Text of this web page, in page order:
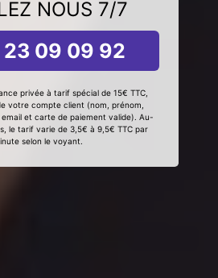
NOUS 7/7
09 09 92
privée à tarif spécial de 15€ TTC,
votre compte client (nom, prénom,
et carte de paiement valide). Au-
le tarif varie de 3,5€ à 9,5€ TTC par
selon le voyant.